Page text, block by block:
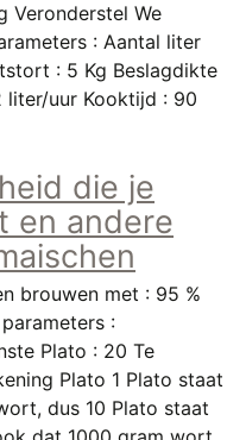
Veronderstel We
: Aantal liter
: 5 Kg Beslagdikte
liter/uur Kooktijd : 90
die je
en andere
brouwen met : 95 %
:
Plato : 20 Te
Plato 1 Plato staat
dus 10 Plato staat